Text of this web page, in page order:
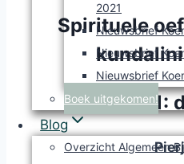
2021
Nieuwsbrief
Nieuwsbrief
Nieuwsbrief
Boek uitgekomen!
Blog
Overzicht Algemeen
Spirituele
Deel 1: